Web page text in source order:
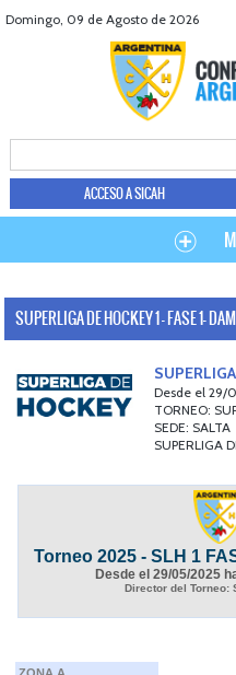
Domingo, 09 de Agosto de 2026
ACCESO A SICAH
SUPERLIGA DE HOCKEY 1 - FASE 1-
Desde el 29/
TORNEO:
SEDE: SALTA
SUPERLIGA